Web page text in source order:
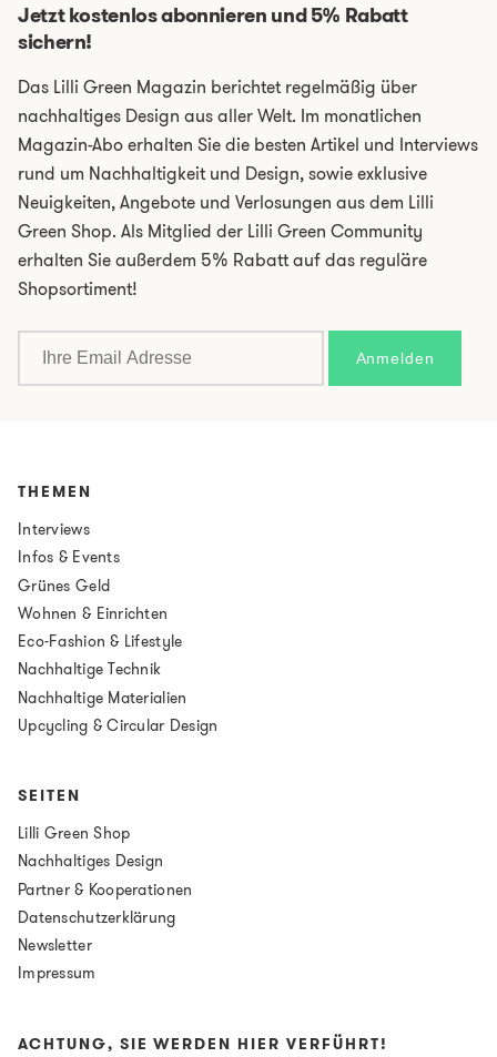
Jetzt kostenlos abonnieren und 5% Rabatt
sichern!
Das Lilli Green Magazin berichtet regelmäßig über
nachhaltiges Design aus aller Welt. Im monatlichen
Magazin-Abo erhalten Sie die besten Artikel und Interviews
rund um Nachhaltigkeit und Design, sowie exklusive
Neuigkeiten, Angebote und Verlosungen aus dem Lilli
Green Shop. Als Mitglied der Lilli Green Community
erhalten Sie außerdem 5% Rabatt auf das reguläre
Shopsortiment!
THEMEN
Interviews
Infos & Events
Grünes Geld
Wohnen & Einrichten
Eco-Fashion & Lifestyle
Nachhaltige Technik
Nachhaltige Materialien
Upcycling & Circular Design
SEITEN
Lilli Green Shop
Nachhaltiges Design
Partner & Kooperationen
Datenschutzerklärung
Newsletter
Impressum
ACHTUNG, SIE WERDEN HIER VERFÜHRT!